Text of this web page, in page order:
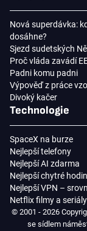
Nová superdávka:
dosáhne?
Sjezd sudetských
Proč vláda zavádí
Padni komu padni
Výpověď z práce
Divoký kačer
Technologie
SpaceX na burze
Nejlepší telefony
Nejlepší AI zdarma
Nejlepší chytré
Nejlepší VPN –
Netflix filmy a seriály
© 2001 - 2026
se sídlem